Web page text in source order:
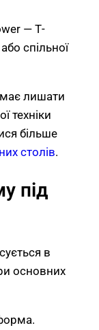
— Т-
спільної
лишати
техніки
більше
столів.
під
в
основних